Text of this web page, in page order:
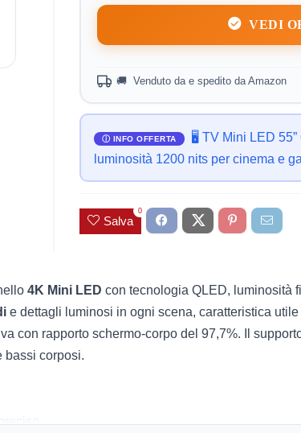
VEDI
🚚 Venduto da e spedito da Amazon
🖥️ TV Mini LED
luminosità 1200 nits per cinema e
Salva
0
4K Mini LED con tecnologia QLED, luminosità
e dettagli luminosi in ogni scena, caratteristica
con rapporto schermo-corpo del 97,7%. Il
bassi corposi.